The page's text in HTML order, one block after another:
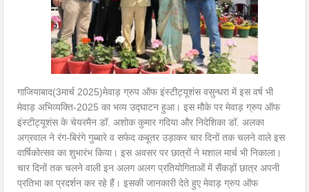
गाजियाबाद(3मार्च 2025)मेवाड़ ग्रुप ऑफ इंस्टीट्यूशंस वसुन्धरा में इस वर्ष भी
मेवाड़ अभिव्यक्ति-2025 का भव्य उद्घाटन हुआ। इस मौके पर मेवाड़ ग्रुप ऑफ
इंस्टीट्यूशंस के चेयरमैन डॉ. अशोक कुमार गदिया और निदेशिका डॉ. अलका
अग्रवाल ने रंग-बिरंगे गुब्बारे व सफेद कबूतर उड़ाकर चार दिनों तक चलने वाले इस
वार्षिकोत्सव का शुभारंभ किया। इस अवसर पर छात्रों ने मशाल मार्च भी निकाला।
चार दिनों तक चलने वाली इन अलग अलग प्रतियोगिताओं में सैंकड़ों छात्र अपनी
प्रतिभा का प्रदर्शन कर रहे हैं। इसकी जानकारी देते हुए मेवाड़ ग्रुप ऑफ